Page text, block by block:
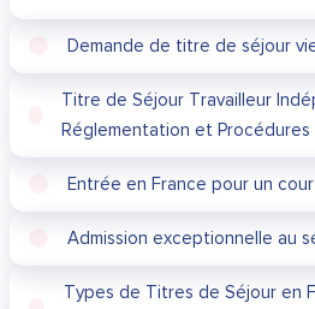
Demande de titre de séjour
Titre de Séjour Travailleur
Réglementation et Procédures
Entrée en France pour un
Admission exceptionnelle au
Types de Titres de Séjour en